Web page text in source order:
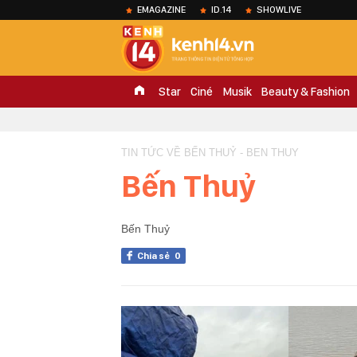
EMAGAZINE ID.14 SHOWLIVE
Star Ciné Musik Beauty & Fashion
TIN TỨC VỀ BẾN THUỶ - BEN THUY
Bến Thuỷ
Bến Thuỷ
Chia sẻ 0